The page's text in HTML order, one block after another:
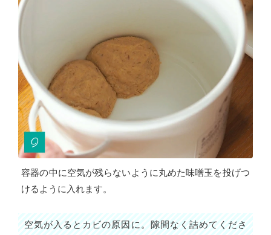
容器の中に空気が残らないように丸めた味噌玉を投げつ
けるように入れます。
空気が入るとカビの原因に。隙間なく詰めてくださ